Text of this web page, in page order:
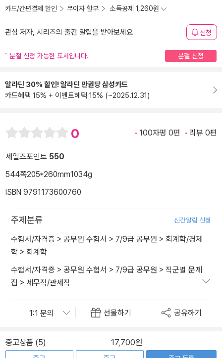
카드/간편결제 할인 무이자 할부 소득공제 1,260원
관심 저자, 시리즈의 출간 알림을 받아보세요 신청
분철 신청 가능한 도서입니다. 분철 신청
알라딘 30% 할인! 알라딘 만권당 삼성카드
카드혜택 15% + 이벤트혜택 15% (~2025.12.31)
0 100자평 0편 리뷰 0편
세일즈포인트 550
544쪽205*260mm1034g
ISBN 9791173600760
주제분류 신간알림 신청
수험서/자격증 > 공무원 수험서 > 7/9급 공무원 > 회계학/경제
학 > 회계학
수험서/자격증 > 공무원 수험서 > 7/9급 공무원 > 직군별 문제
집 > 세무직/관세직
선물하기 공유하기
중고상품 (5) 17,700원